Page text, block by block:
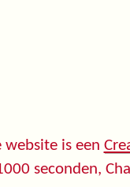
website is een
seconden,